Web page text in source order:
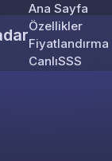
Skip to
Ana Sayfa
Özellikler
Fiyatlandırma
CanlıSSS